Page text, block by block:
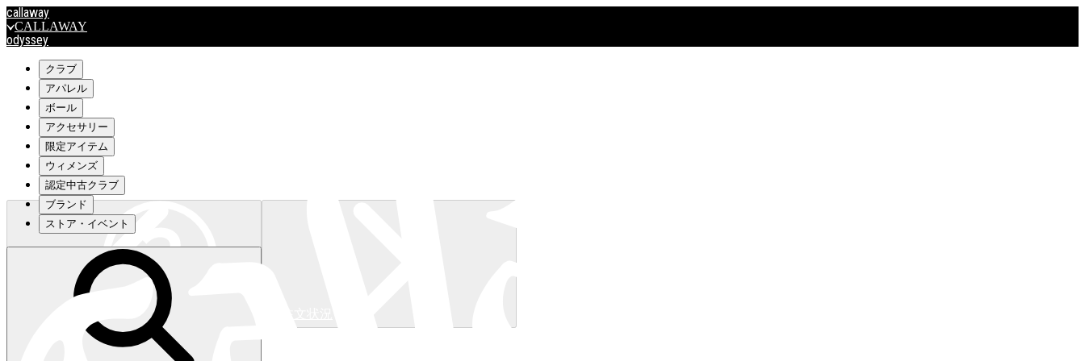
callaway
CALLAWAY
odyssey
travismathew
outlet
OUTLET
キャロウェイアパレルはこちら>>>
キャロウェイアパレルはこちら>>>
クラブ
アパレル
ボール
アクセサリー
限定アイテム
ウィメンズ
認定中古クラブ
ブランド
ストア・イベント